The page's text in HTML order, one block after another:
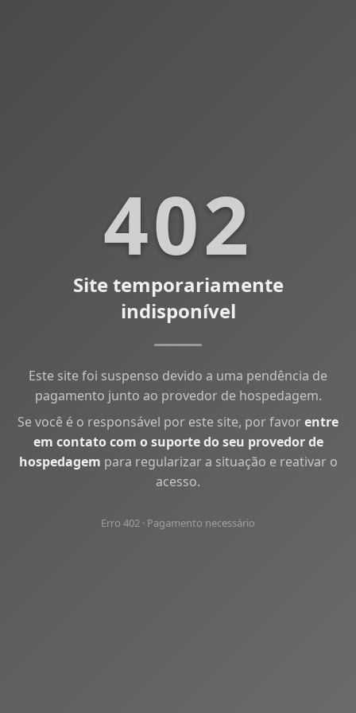
402
Site temporariamente
indisponível
Este site foi suspenso devido a uma pendência de
pagamento junto ao provedor de hospedagem.
Se você é o responsável por este site, por favorentre
em contato com o suporte do seu provedor de
hospedagem para regularizar a situação e reativar o
acesso.
Erro 402 · Pagamento necessário